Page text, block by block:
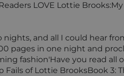
LOVE Lottie
and all I could hear
pages in one night and
fashion'Have you read all
of Lottie BrooksBook